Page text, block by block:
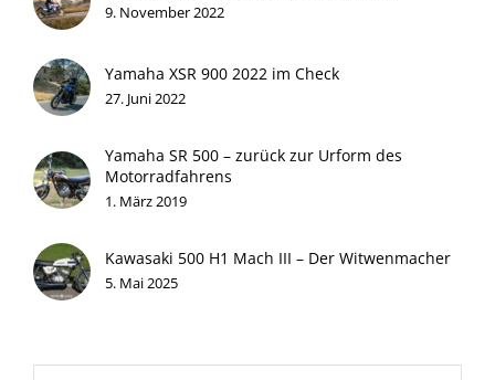
9. November 2022
Yamaha XSR 900 2022 im Check
27. Juni 2022
Yamaha SR 500 – zurück zur Urform des
Motorradfahrens
1. März 2019
Kawasaki 500 H1 Mach III – Der Witwenmacher
5. Mai 2025